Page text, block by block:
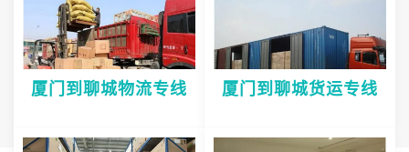
厦门到聊城物流专线 厦门到聊城货运专线